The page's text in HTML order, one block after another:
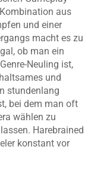
aus
und einer
macht es zu
ob man ein
Neuling ist,
und
stundenlang
bei dem man oft
wählen zu
Harebrained
konstant vor